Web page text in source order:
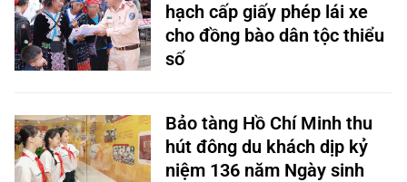
hạch cấp giấy phép lái xe
cho đồng bào dân tộc thiểu
số
Bảo tàng Hồ Chí Minh thu
hút đông du khách dịp kỷ
niệm 136 năm Ngày sinh